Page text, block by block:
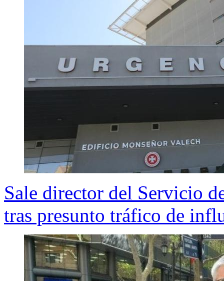
Sale director del Servicio
tras presunto tráfico de